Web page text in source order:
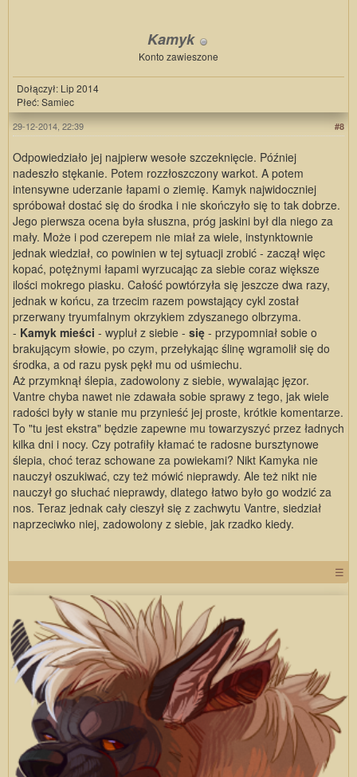
Kamyk
Konto zawieszone
Dołączył: Lip 2014
Płeć: Samiec
#8
29-12-2014, 22:39
Odpowiedziało jej najpierw wesołe szczeknięcie. Później
nadeszło stękanie. Potem rozzłoszczony warkot. A potem
intensywne uderzanie łapami o ziemię. Kamyk najwidoczniej
spróbował dostać się do środka i nie skończyło się to tak dobrze.
Jego pierwsza ocena była słuszna, próg jaskini był dla niego za
mały. Może i pod czerepem nie miał za wiele, instynktownie
jednak wiedział, co powinien w tej sytuacji zrobić - zaczął więc
kopać, potężnymi łapami wyrzucając za siebie coraz większe
ilości mokrego piasku. Całość powtórzyła się jeszcze dwa razy,
jednak w końcu, za trzecim razem powstający cykl został
przerwany tryumfalnym okrzykiem zdyszanego olbrzyma.
- Kamyk mieści - wypluł z siebie - się - przypomniał sobie o
brakującym słowie, po czym, przełykając ślinę wgramolił się do
środka, a od razu pysk pękł mu od uśmiechu.
Aż przymknął ślepia, zadowolony z siebie, wywalając jęzor.
Vantre chyba nawet nie zdawała sobie sprawy z tego, jak wiele
radości były w stanie mu przynieść jej proste, krótkie komentarze.
To "tu jest ekstra" będzie zapewne mu towarzyszyć przez ładnych
kilka dni i nocy. Czy potrafiły kłamać te radosne bursztynowe
ślepia, choć teraz schowane za powiekami? Nikt Kamyka nie
nauczył oszukiwać, czy też mówić nieprawdy. Ale też nikt nie
nauczył go słuchać nieprawdy, dlatego łatwo było go wodzić za
nos. Teraz jednak cały cieszył się z zachwytu Vantre, siedział
naprzeciwko niej, zadowolony z siebie, jak rzadko kiedy.
☰